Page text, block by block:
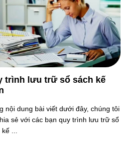
trình lưu trữ sổ sách kế
nội dung bài viết dưới đây, chúng tôi
sẻ với các bạn quy trình lưu trữ sổ
...